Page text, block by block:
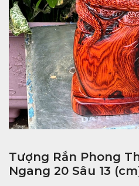
Tượng Rắn Phong
Ngang 20 Sâu 13